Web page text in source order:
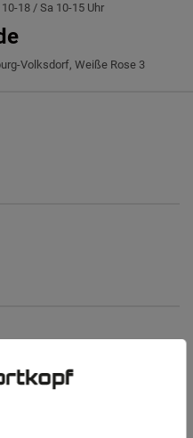
18 / Sa 10-15 Uhr
Volksdorf, Weiße Rose 3